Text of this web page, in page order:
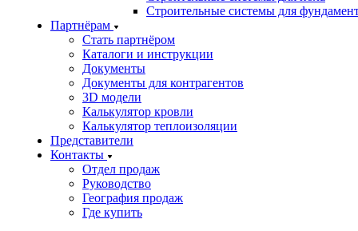
Строительные системы для
Партнёрам
Стать партнёром
Каталоги и инструкции
Документы
Документы для контрагентов
3D модели
Калькулятор кровли
Калькулятор теплоизоляции
Представители
Контакты
Отдел продаж
Руководство
География продаж
Где купить